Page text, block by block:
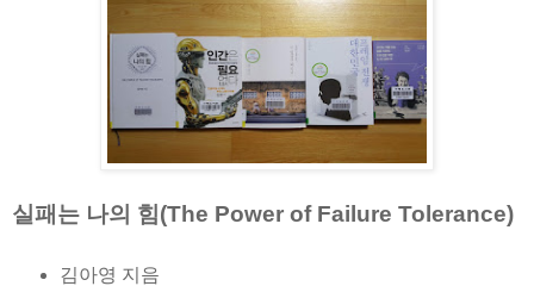
실패는 나의 힘(The Power of Failure Tolerance)
김아영 지음